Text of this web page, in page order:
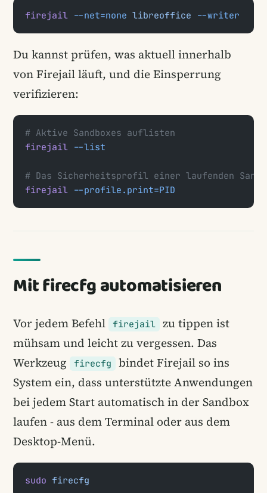
firejail --net=none libreoffice --writer
Du kannst prüfen, was aktuell innerhalb
von Firejail läuft, und die Einsperrung
verifizieren:
# Aktive Sandboxes auflisten
firejail --list
# Das Sicherheitsprofil einer laufenden
firejail --profile.print=PID
Mit firecfg automatisieren
Vor jedem Befehl firejail zu tippen ist
mühsam und leicht zu vergessen. Das
Werkzeug
firecfg
bindet Firejail so ins
System ein, dass unterstützte Anwendungen
bei jedem Start automatisch in der Sandbox
laufen - aus dem Terminal oder aus dem
Desktop-Menü.
sudo firecfg